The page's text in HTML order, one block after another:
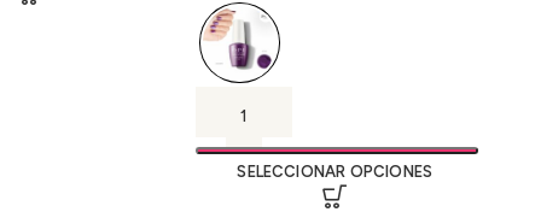
SELECCIONAR OPCIONES